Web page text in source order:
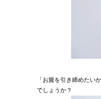
「お腹を引き締めたい
でしょうか？